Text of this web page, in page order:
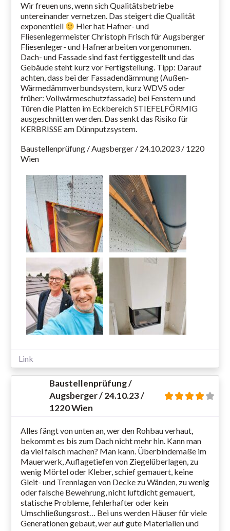
Wir freuen uns, wenn sich Qualitätsbetriebe
untereinander vernetzen. Das steigert die Qualität
exponentiell
Hier hat Hafner- und
Fliesenlegermeister Christoph Frisch für Augsberger
Fliesenleger- und Hafnerarbeiten vorgenommen.
Dach- und Fassade sind fast fertiggestellt und das
Gebäude steht kurz vor Fertigstellung. Tipp: Darauf
achten, dass bei der Fassadendämmung (Außen-
Wärmedämmverbundsystem, kurz WDVS oder
früher: Vollwärmeschutzfassade) bei Fenstern und
Türen die Platten im Eckbereich STIEFELFÖRMIG
ausgeschnitten werden. Das senkt das Risiko für
KERBRISSE am Dünnputzsystem.
Baustellenprüfung / Augsberger / 24.10.2023 / 1220
Wien
Link
Baustellenprüfung /
Augsberger / 24.10.23 /
1220 Wien
Alles fängt von unten an, wer den Rohbau verhaut,
bekommt es bis zum Dach nicht mehr hin. Kann man
da viel falsch machen? Man kann. Überbindemaße im
Mauerwerk, Auflagetiefen von Ziegelüberlagen, zu
wenig Mörtel oder Kleber, schief gemauert, keine
Gleit- und Trennlagen von Decke zu Wänden, zu wenig
oder falsche Bewehrung, nicht luftdicht gemauert,
statische Probleme, fehlerhafter oder kein
Umschließungsrost… Bei uns werden Häuser für viele
Generationen gebaut, wer auf gute Materialien und